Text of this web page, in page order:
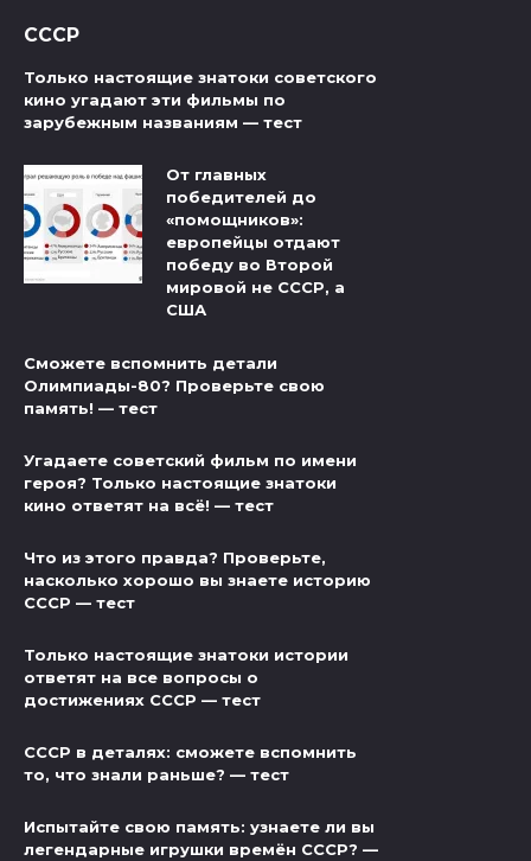
СССР
Только настоящие знатоки советского
кино угадают эти фильмы по
зарубежным названиям — тест
От главных
победителей до
«помощников»:
европейцы отдают
победу во Второй
мировой не СССР, а
США
Сможете вспомнить детали
Олимпиады-80? Проверьте свою
память! — тест
Угадаете советский фильм по имени
героя? Только настоящие знатоки
кино ответят на всё! — тест
Что из этого правда? Проверьте,
насколько хорошо вы знаете историю
СССР — тест
Только настоящие знатоки истории
ответят на все вопросы о
достижениях СССР — тест
СССР в деталях: сможете вспомнить
то, что знали раньше? — тест
Испытайте свою память: узнаете ли вы
легендарные игрушки времён СССР? —